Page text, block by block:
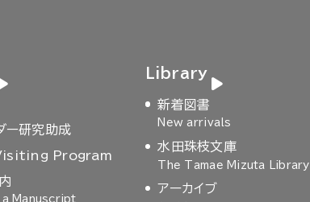
ー研究助成
Program
a Manuscript
Library
新着図書
New arrivals
水田珠枝文庫
The Tamae Mizuta Library
アーカイブ